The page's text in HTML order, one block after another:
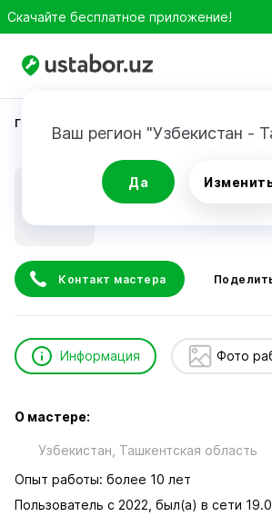
Скачайте бесплатное приложение!
Ваш регион "Узбекистан -
Да
Главная
Халбаев Темур
Контакт мастера
Информация Фото
О мастере:
Узбекистан, Ташкентская область
Опыт работы: более 10 лет
Пользователь с 2022, был(а) в сети